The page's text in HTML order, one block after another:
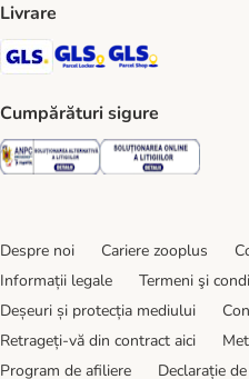
Livrare
GLS Shipping Method
GLS Locker
Cumpărături sigure
Security Security
Despre noi Cariere zooplus
Informații legale
Termeni şi
Deșeuri și protecția mediului
Retrageți-vă din contract aici
Program de afiliere
Declarație